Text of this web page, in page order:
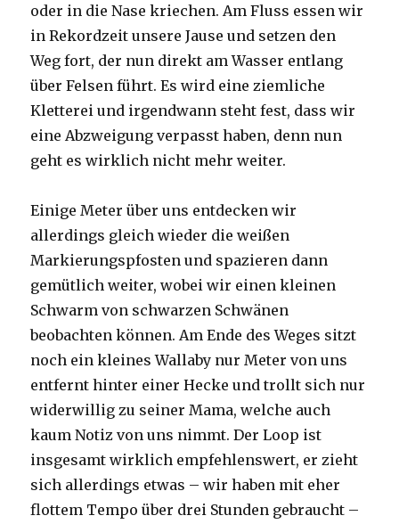
oder in die Nase kriechen. Am Fluss essen wir
in Rekordzeit unsere Jause und setzen den
Weg fort, der nun direkt am Wasser entlang
über Felsen führt. Es wird eine ziemliche
Kletterei und irgendwann steht fest, dass wir
eine Abzweigung verpasst haben, denn nun
geht es wirklich nicht mehr weiter.
Einige Meter über uns entdecken wir
allerdings gleich wieder die weißen
Markierungspfosten und spazieren dann
gemütlich weiter, wobei wir einen kleinen
Schwarm von schwarzen Schwänen
beobachten können. Am Ende des Weges sitzt
noch ein kleines Wallaby nur Meter von uns
entfernt hinter einer Hecke und trollt sich nur
widerwillig zu seiner Mama, welche auch
kaum Notiz von uns nimmt. Der Loop ist
insgesamt wirklich empfehlenswert, er zieht
sich allerdings etwas – wir haben mit eher
flottem Tempo über drei Stunden gebraucht –